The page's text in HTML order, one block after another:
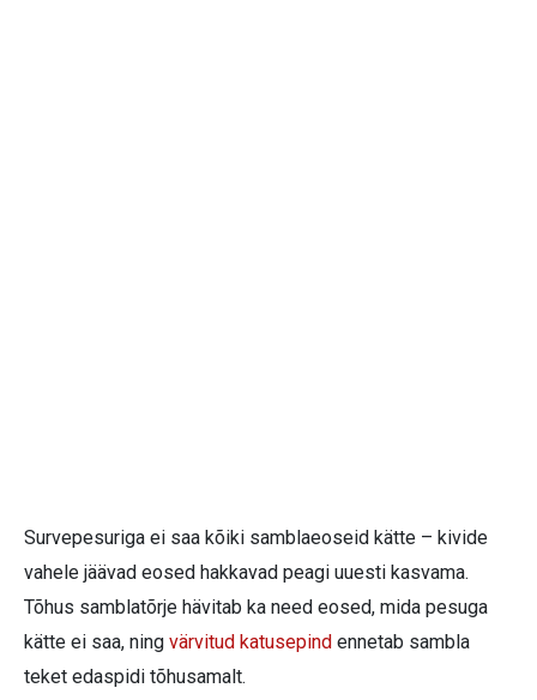
Survepesuriga ei saa kõiki samblaeoseid kätte – kivide
vahele jäävad eosed hakkavad peagi uuesti kasvama.
Tõhus samblatõrje hävitab ka need eosed, mida pesuga
kätte ei saa, ning värvitud katusepind ennetab sambla
teket edaspidi tõhusamalt.